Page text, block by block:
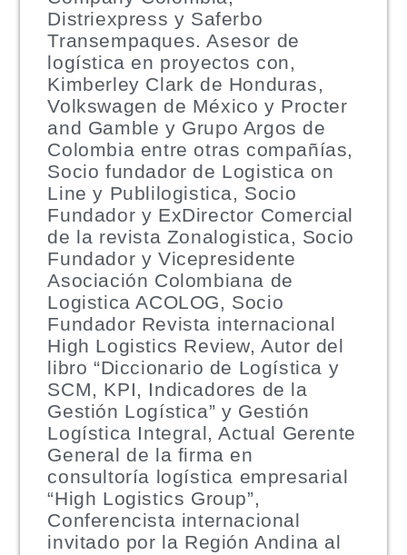
Distriexpress y Saferbo
Transempaques. Asesor de
logística en proyectos con,
Kimberley Clark de Honduras,
Volkswagen de México y Procter
and Gamble y Grupo Argos de
Colombia entre otras compañías,
Socio fundador de Logistica on
Line y Publilogistica, Socio
Fundador y ExDirector Comercial
de la revista Zonalogistica, Socio
Fundador y Vicepresidente
Asociación Colombiana de
Logistica ACOLOG, Socio
Fundador Revista internacional
High Logistics Review, Autor del
libro “Diccionario de Logística y
SCM, KPI, Indicadores de la
Gestión Logística” y Gestión
Logística Integral, Actual Gerente
General de la firma en
consultoría logística empresarial
“High Logistics Group”,
Conferencista internacional
invitado por la Región Andina al